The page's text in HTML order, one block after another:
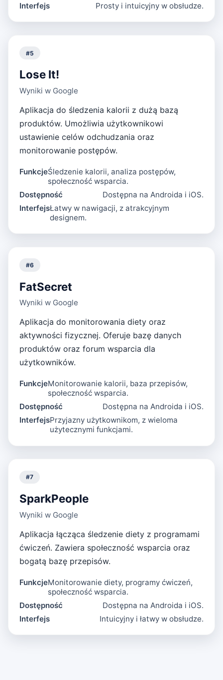
Interfejs
Prosty i intuicyjny w obsłudze.
#5
Lose It!
Wyniki w Google
Aplikacja do śledzenia kalorii z dużą bazą
produktów. Umożliwia użytkownikowi
ustawienie celów odchudzania oraz
monitorowanie postępów.
FunkcjeŚledzenie kalorii, analiza postępów,
społeczność wsparcia.
Dostępność
Dostępna na Androida i iOS.
InterfejsŁatwy w nawigacji, z atrakcyjnym
designem.
#6
FatSecret
Wyniki w Google
Aplikacja do monitorowania diety oraz
aktywności fizycznej. Oferuje bazę danych
produktów oraz forum wsparcia dla
użytkowników.
FunkcjeMonitorowanie kalorii, baza przepisów,
społeczność wsparcia.
Dostępność
Dostępna na Androida i iOS.
InterfejsPrzyjazny użytkownikom, z wieloma
użytecznymi funkcjami.
#7
SparkPeople
Wyniki w Google
Aplikacja łącząca śledzenie diety z programami
ćwiczeń. Zawiera społeczność wsparcia oraz
bogatą bazę przepisów.
FunkcjeMonitorowanie diety, programy ćwiczeń,
społeczność wsparcia.
Dostępność
Dostępna na Androida i iOS.
Interfejs
Intuicyjny i łatwy w obsłudze.